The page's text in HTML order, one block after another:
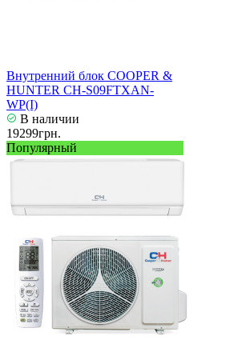
Внутренний блок COOPER &
HUNTER CH-S09FTXAN-
WP(I)
В наличии
19299грн.
Популярный